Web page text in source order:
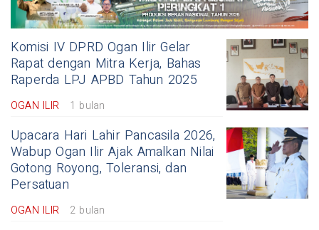
Komisi IV DPRD Ogan Ilir Gelar
Rapat dengan Mitra Kerja, Bahas
Raperda LPJ APBD Tahun 2025
OGAN ILIR 1 bulan
Upacara Hari Lahir Pancasila 2026,
Wabup Ogan Ilir Ajak Amalkan Nilai
Gotong Royong, Toleransi, dan
Persatuan
OGAN ILIR 2 bulan